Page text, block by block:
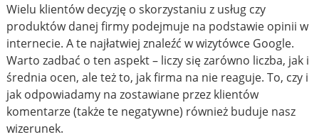
Wielu klientów decyzję o skorzystaniu z usług czy
produktów danej firmy podejmuje na podstawie opinii w
internecie. A te najłatwiej znaleźć w wizytówce Google.
Warto zadbać o ten aspekt – liczy się zarówno liczba, jak i
średnia ocen, ale też to, jak firma na nie reaguje. To, czy i
jak odpowiadamy na zostawiane przez klientów
komentarze (także te negatywne) również buduje nasz
wizerunek.